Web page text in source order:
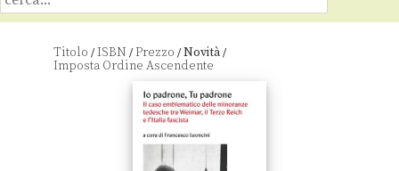
Titolo /ISBN /Prezzo /Novità/